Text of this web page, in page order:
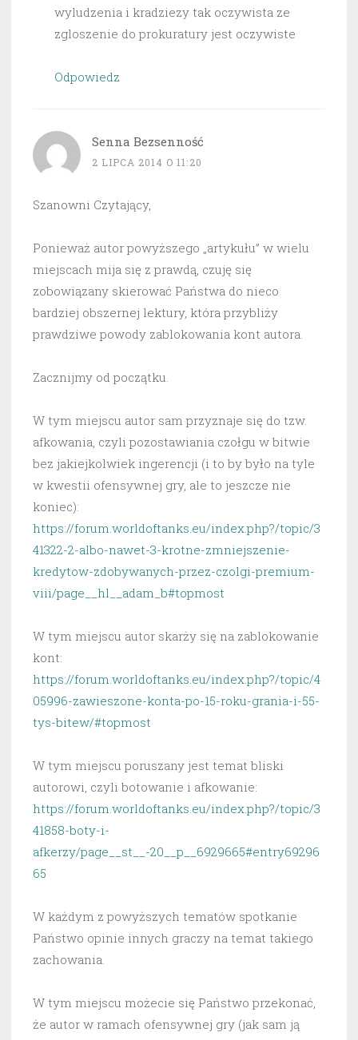
wyludzenia i kradziezy tak oczywista ze
zgloszenie do prokuratury jest oczywiste
Odpowiedz
Senna Bezsenność
2 LIPCA 2014 O 11:20
Szanowni Czytający,
Ponieważ autor powyższego „artykułu” w wielu
miejscach mija się z prawdą, czuję się
zobowiązany skierować Państwa do nieco
bardziej obszernej lektury, która przybliży
prawdziwe powody zablokowania kont autora.
Zacznijmy od początku.
W tym miejscu autor sam przyznaje się do tzw.
afkowania, czyli pozostawiania czołgu w bitwie
bez jakiejkolwiek ingerencji (i to by było na tyle
w kwestii ofensywnej gry, ale to jeszcze nie
koniec):
https://forum.worldoftanks.eu/index.php?/topic/3
41322-2-albo-nawet-3-krotne-zmniejszenie-
kredytow-zdobywanych-przez-czolgi-premium-
viii/page__hl__adam_b#topmost
W tym miejscu autor skarży się na zablokowanie
kont:
https://forum.worldoftanks.eu/index.php?/topic/4
05996-zawieszone-konta-po-15-roku-grania-i-55-
tys-bitew/#topmost
W tym miejscu poruszany jest temat bliski
autorowi, czyli botowanie i afkowanie:
https://forum.worldoftanks.eu/index.php?/topic/3
41858-boty-i-
afkerzy/page__st__-20__p__6929665#entry69296
65
W każdym z powyższych tematów spotkanie
Państwo opinie innych graczy na temat takiego
zachowania.
W tym miejscu możecie się Państwo przekonać,
że autor w ramach ofensywnej gry (jak sam ją